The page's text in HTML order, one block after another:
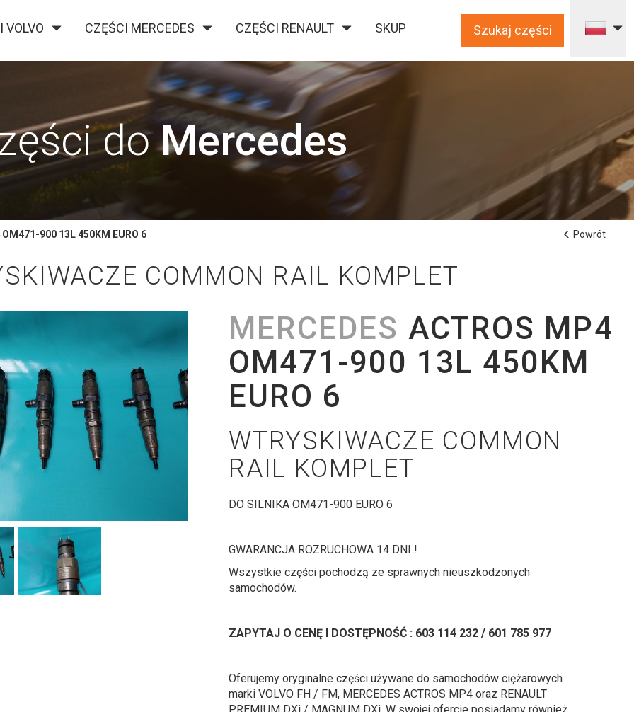
VOLVO CZĘŚCI MERCEDES CZĘŚCI RENAULT
SKUP
Szukaj części
doMercedes
900 13L 450KM EURO 6 Powrót
COMMON RAIL KOMPLET
MERCEDES ACTROS MP4
OM471-900 13L 450KM
EURO 6
WTRYSKIWACZE COMMON
RAIL KOMPLET
DO SILNIKA OM471-900 EURO 6
GWARANCJA ROZRUCHOWA 14 DNI !
Wszystkie części pochodzą ze sprawnych nieuszkodzonych
samochodów.
ZAPYTAJ O CENĘ I DOSTĘPNOŚĆ : 603 114 232 / 601 785 977
Oferujemy oryginalne części używane do samochodów ciężarowych
marki VOLVO FH / FM, MERCEDES ACTROS MP4 oraz RENAULT